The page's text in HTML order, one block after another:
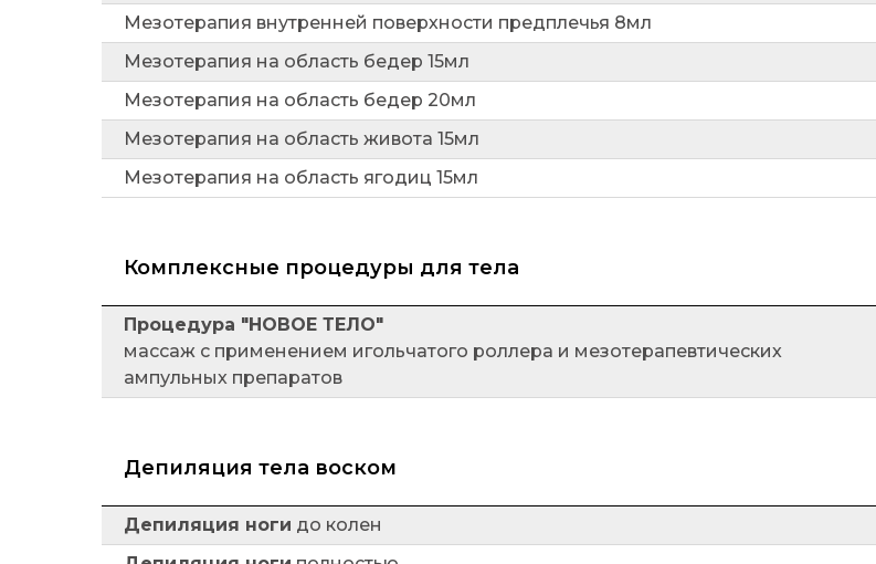
Мезотерапия внутренней поверхности предплечья 8мл
Мезотерапия на область бедер 15мл
Мезотерапия на область бедер 20мл
Мезотерапия на область живота 15мл
Мезотерапия на область ягодиц 15мл
Комплексные процедуры для тела
Процедура "НОВОЕ ТЕЛО"
массаж с применением игольчатого роллера и мезотерапевтических
ампульных препаратов
Депиляция тела воском
Депиляция ноги до колен